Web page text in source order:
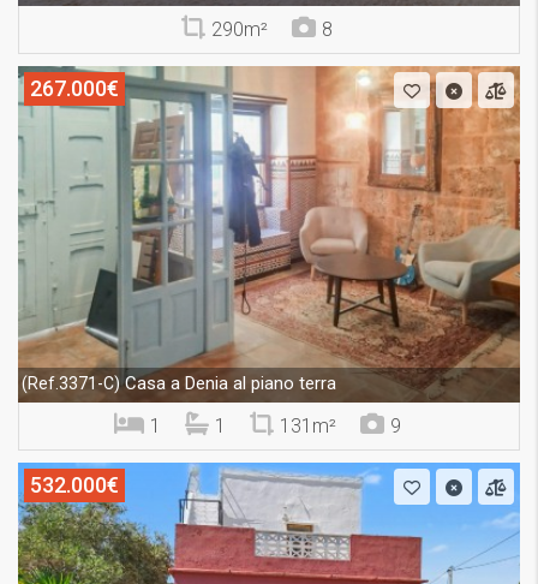
290m² 8
267.000€
(Ref.3371-C)Casa a Denia al piano terra
1 1 131m² 9
532.000€